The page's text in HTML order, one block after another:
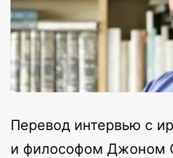
Перевод интервью c
и философом Джоном